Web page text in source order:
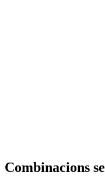
Combinacions